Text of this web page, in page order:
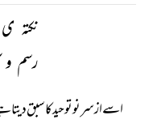
نکتہ
رسم و
اسے از سر نو توحید کا سبق